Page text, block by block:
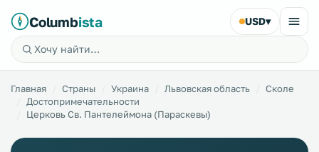
Columbista USD▾
Главная Страны Украина Львовская область
Сколе
Достопримечательности
Церковь Св. Пантелеймона (Параскевы)